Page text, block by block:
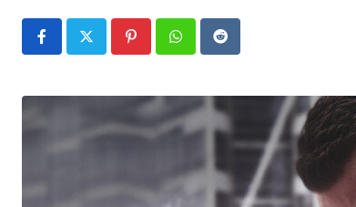
PinterestWhatsappReddit